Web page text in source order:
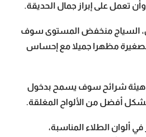
وأن تعمل على إبراز جمال الحديقة.
السياج منخفض المستوى سوف
مظهرا جميلا مع إحساس
هيئة شرائح سوف يسمح بدخول
أفضل من الألواح المغلقة.
ألوان الطلاء المناسبة،